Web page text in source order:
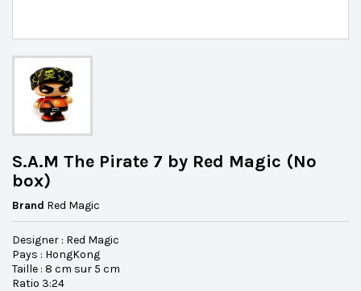
S.A.M The Pirate 7 by Red Magic (No
box)
Brand Red Magic
Designer : Red Magic
Pays : HongKong
Taille : 8 cm sur 5 cm
Ratio 3:24